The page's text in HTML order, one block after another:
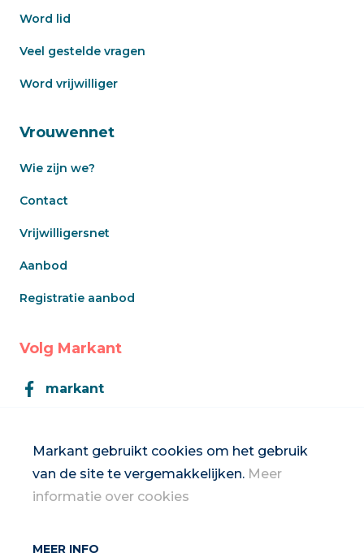
Markant gebruikt cookies om het gebruik
van de site te vergemakkelijken. Meer
informatie over cookies
MEER INFO
Word lid
Veel gestelde vragen
Word vrijwilliger
Vrouwennet
Wie zijn we?
Contact
Vrijwilligersnet
Aanbod
Registratie aanbod
Volg Markant
markant
Inschrijven op de nieuwsbrief